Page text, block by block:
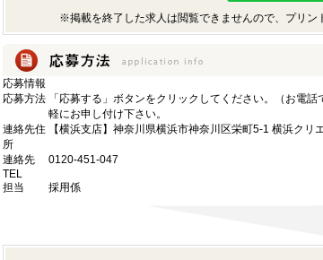
※掲載を終了した求人は閲覧できませんので、プリン
応募情報
応募方法
「応募する」ボタンをクリックしてください。（お電
軽にお申し付け下さい。
連絡先住
所
【横浜支店】神奈川県横浜市神奈川区栄町5-1 横浜クリ
連絡先
TEL
0120-451-047
担当 採用係